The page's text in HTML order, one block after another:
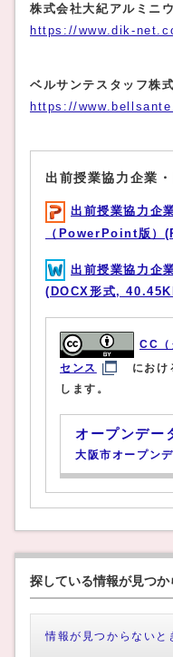
株式会社大紀アルミニ
https://www.dik-
ベルサンテスタッフ株
https://
出前授業協力企業
出前授業協力企
（PowerPoint版）
出前授業協力企
(DOCX形式,
CC（
センス
におけ
します。
オープンデー
大阪市オープン
探している情報が見つか
情報が見つからないと